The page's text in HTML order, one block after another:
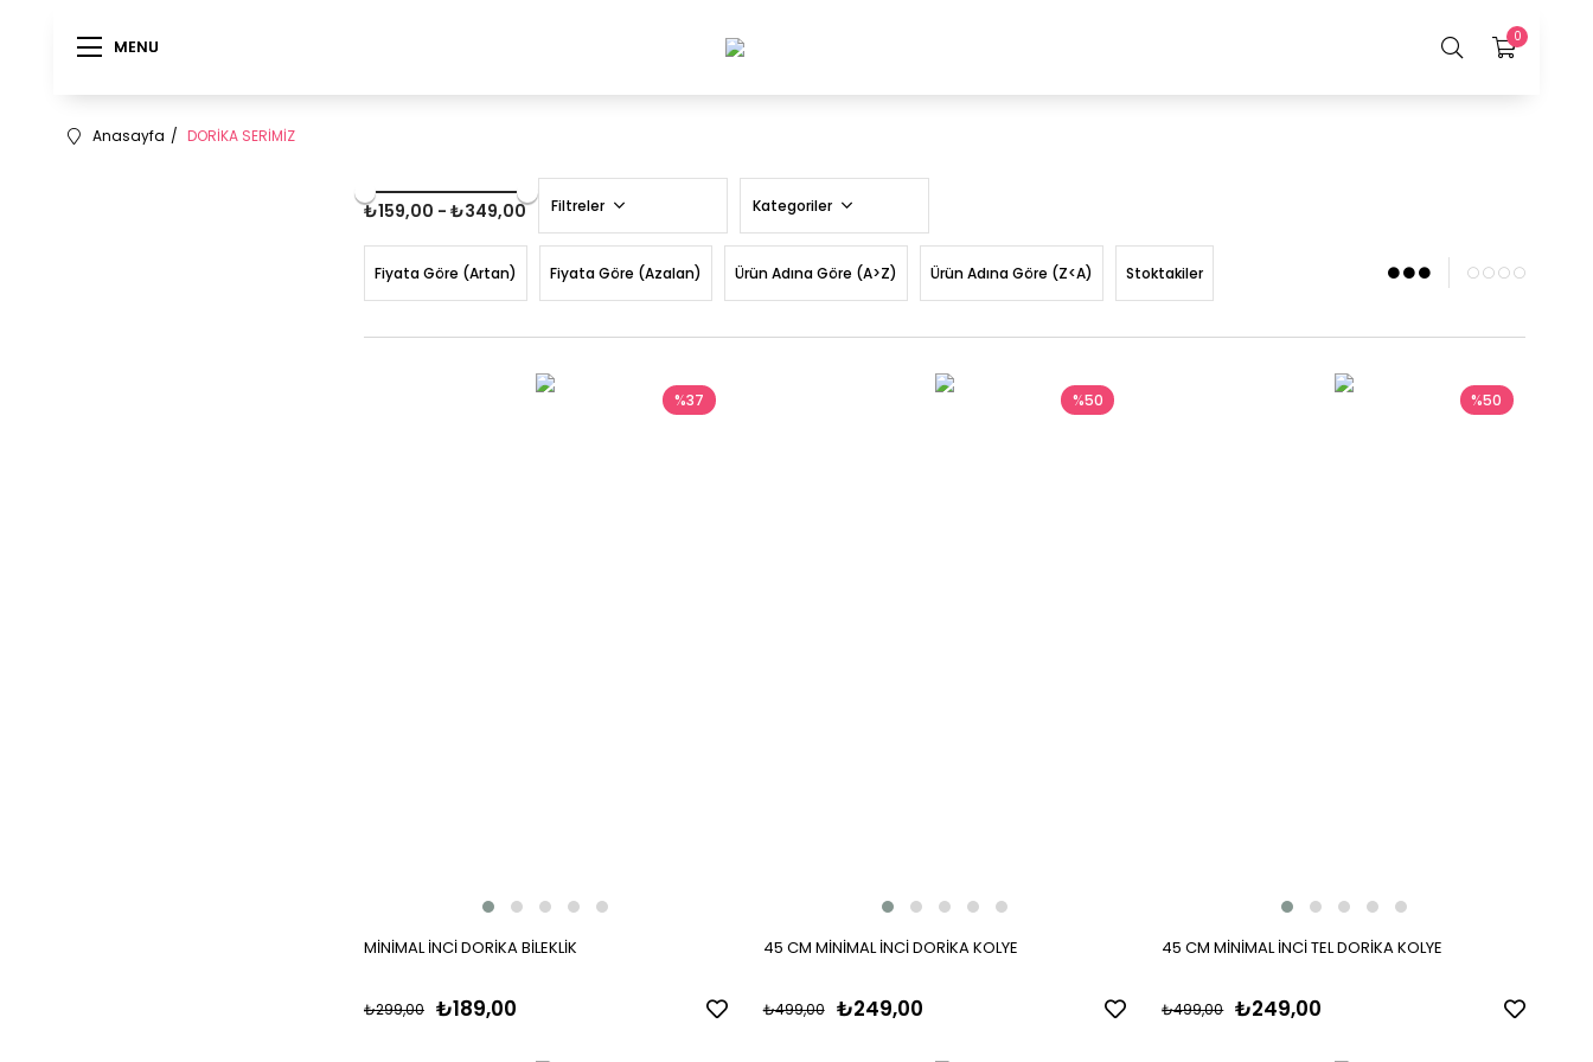
MENU
MENU 0
Anasayfa DORİKA SERİMİZ
₺159,00 - ₺349,00 Filtreler Kategoriler
Fiyata Göre (Artan) Fiyata Göre (Azalan) Ürün Adına Göre (A>Z) Ürün Adına Göre (Z<A) Stoktakiler
MİNİMAL İNCİ DORİKA BİLEKLİK
₺189,00
₺299,00
%37
45 CM MİNİMAL İNCİ DORİKA KOLYE
₺249,00
₺499,00
%50
45 CM MİNİMAL İNCİ TEL DORİKA KOLYE
₺249,00
₺499,00
%50